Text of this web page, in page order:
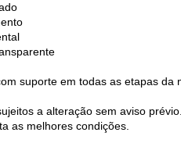
suporte em todas as etapas da
a alteração sem aviso prévio.
as melhores condições.